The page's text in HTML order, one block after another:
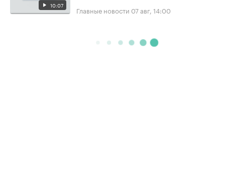
10:07 Главные новости 07 авг, 14:00